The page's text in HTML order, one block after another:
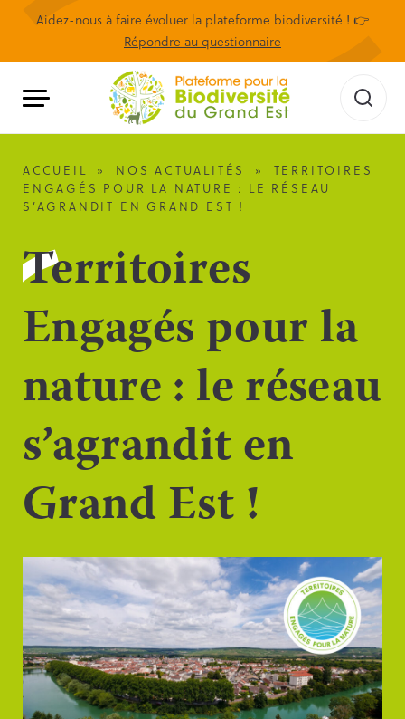
Aidez-nous à faire évoluer la plateforme biodiversité ! 👉
Répondre au questionnaire
ACCUEIL » NOS ACTUALITÉS »
TERRITOIRES
ENGAGÉS POUR LA NATURE : LE RÉSEAU
S’AGRANDIT EN GRAND EST !
Territoires
Engagés pour la
nature : le réseau
s’agrandit en
Grand Est !